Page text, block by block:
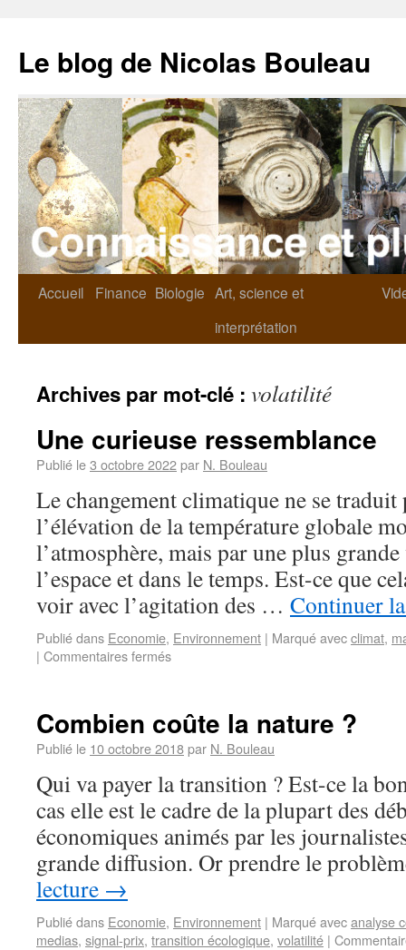
Le blog de Nicolas Bouleau
Accueil Finance Biologie Art, science et
interprétation
Archives par mot-clé : volatilité
Une curieuse ressemblance
Publié le3 octobre 2022par N. Bouleau
Le changement climatique ne se traduit
l’élévation de la température globale
l’atmosphère, mais par une plus
l’espace et dans le temps. Est-ce que
voir avec l’agitation des … Continuer
Publié dans Economie, Environnement | Marqué avecclimat,
| Commentaires fermés
Combien coûte la nature ?
Publié le 10 octobre 2018par N. Bouleau
Qui va payer la transition ? Est-ce la
cas elle est le cadre de la plupart des
économiques animés par les
grande diffusion. Or prendre le
lecture →
Publié dans Economie, Environnement | Marqué avecanalyse
medias, signal-prix, transition écologique, volatilité |